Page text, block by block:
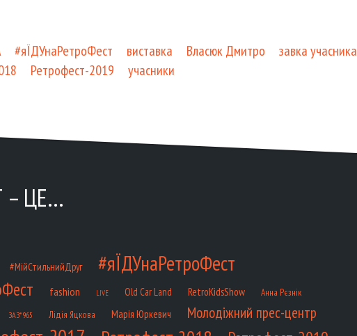
#яЇДУнаРетроФест виставка Власюк Дмитро завка учасника
Ретрофест-2019 учасники
– ЦЕ…
#МійСтильнийДруг #яЇДУнаРетроФест
fashion LIVE Old Car Land RetroKidsShow Анна Рєзнік
ЗАЗ*965 Лідія Яцкова Марія Юркевич Молодіжний прес-центр